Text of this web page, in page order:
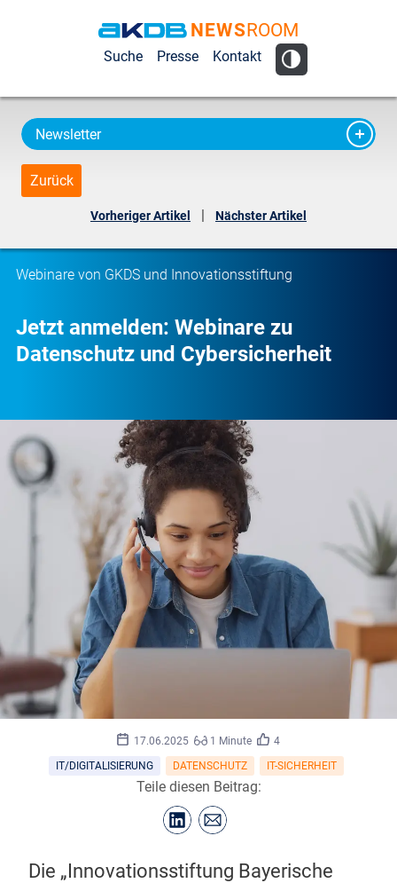
AKDB Anstalt
Kommunale
Datenverarbeitung
in Bayern
NEWSROOM
Suche Presse Kontakt
Newsletter
Zurück
Vorheriger Artikel Nächster Artikel
Webinare von GKDS und Innovationsstiftung
Jetzt anmelden: Webinare zu
Datenschutz und Cybersicherheit
17.06.2025 1 Minute
4
IT/DIGITALISIERUNG
DATENSCHUTZ IT-SICHERHEIT
Teile diesen Beitrag:
Die „Innovationsstiftung Bayerische